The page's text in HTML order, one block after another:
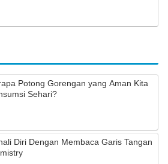
Potong Gorengan yang Aman Kita
Sehari?
Diri Dengan Membaca Garis Tangan